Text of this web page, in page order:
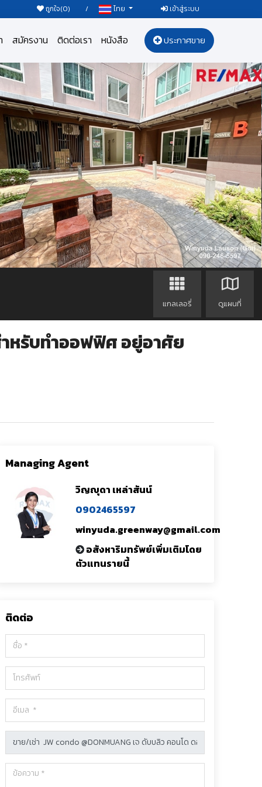
ถูกใจ(0) / ไทย เข้าสู่ระบบ
สมัครงาน ติดต่อเรา หนังสือ ประกาศขาย
แกลเลอรี่ ดูแผนที่
ำหรับทำออฟฟิศ อยู่อาศัย
Managing Agent
วิญญุดา เหล่าสันน์
0902465597
winyuda.greenway@gmail.com
อสังหาริมทรัพย์เพิ่มเติมโดย
ตัวแทนรายนี้
ติดต่อ